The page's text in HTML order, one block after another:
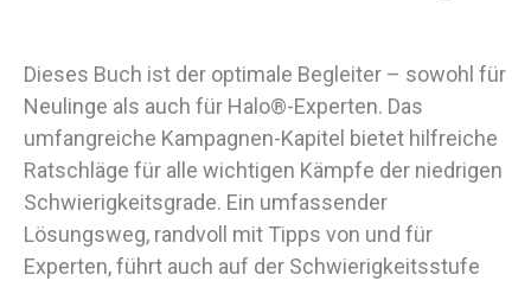
Dieses Buch ist der optimale Begleiter – sowohl für
Neulinge als auch für Halo®-Experten. Das
umfangreiche Kampagnen-Kapitel bietet hilfreiche
Ratschläge für alle wichtigen Kämpfe der niedrigen
Schwierigkeitsgrade. Ein umfassender
Lösungsweg, randvoll mit Tipps von und für
Experten, führt auch auf der Schwierigkeitsstufe